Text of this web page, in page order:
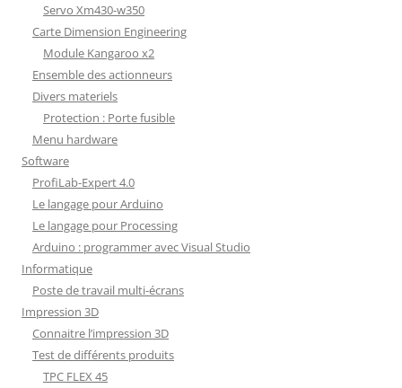
Servo Xm430-w350
Carte Dimension Engineering
Module Kangaroo x2
Ensemble des actionneurs
Divers materiels
Protection : Porte fusible
Menu hardware
Software
ProfiLab-Expert 4.0
Le langage pour Arduino
Le langage pour Processing
Arduino : programmer avec Visual Studio
Informatique
Poste de travail multi-écrans
Impression 3D
Connaitre l’impression 3D
Test de différents produits
TPC FLEX 45